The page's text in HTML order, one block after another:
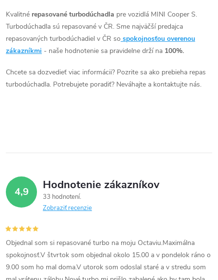
t
o
v
o
v
Mini 120kW 128kW 135kW
147kW, Peugeot 308 CC
v
l
á
d
e
p
r
v
k
y
v
Kvalitné repasované turbodúchadla pre vozidlá MINI Cooper S.
Turbodúchadla sú repasované v ČR. Sme najväčší predajca
repasovaných turbodúchadiel v ČR so spokojnosťou overenou
zákazníkmi - naše hodnotenie sa pravidelne drží na 100%.
Chcete sa dozvedieť viac informácii? Pozrite sa ako prebieha repas
turbodúchadla. Potrebujete poradiť? Neváhajte a kontaktujte nás.
4,9 Hodnotenie zákazníkov
33 hodnotení
Zobraziť recenzie
Objednal som si repasované turbo na moju Octaviu.Maximálna
spokojnosť.V štvrtok som objednal okolo 15.00 a v pondelok ráno o
9.00 som ho mal doma.V utorok som odoslal staré a v stredu som